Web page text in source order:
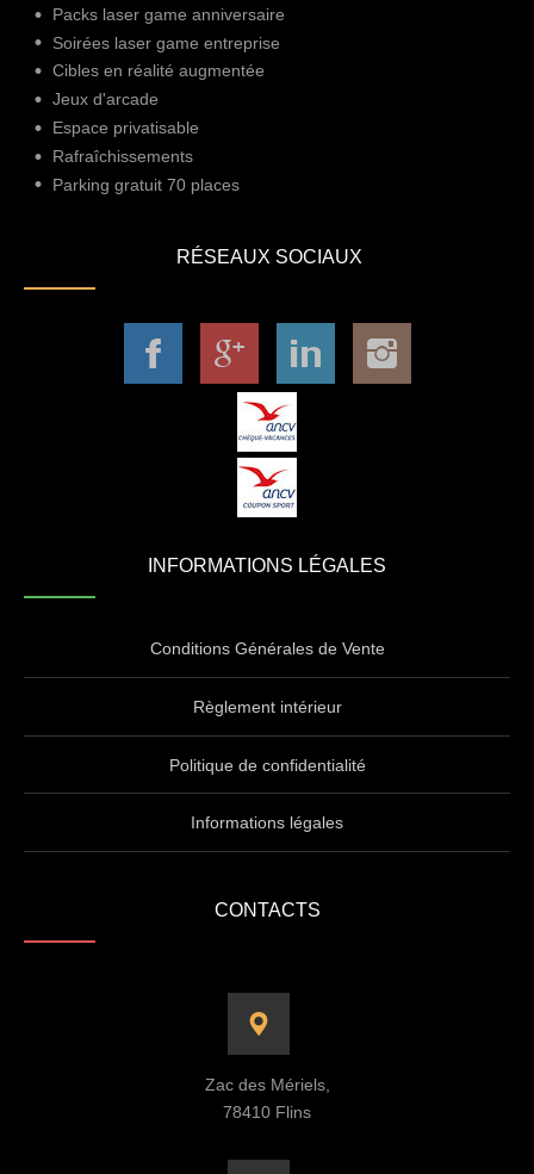
Packs laser game anniversaire
Soirées laser game entreprise
Cibles en réalité augmentée
Jeux d'arcade
Espace privatisable
Rafraîchissements
Parking gratuit 70 places
RÉSEAUX SOCIAUX
INFORMATIONS LÉGALES
Conditions Générales de Vente
Règlement intérieur
Politique de confidentialité
Informations légales
CONTACTS
Zac des Mériels,
78410 Flins